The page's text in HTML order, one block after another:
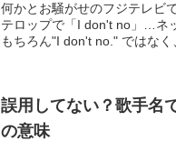
何かとお騒がせのフジテレビ
テロップで「I don't no」…ネ
もちろん"I don't no." ではなく
誤用してない？歌手名
の意味